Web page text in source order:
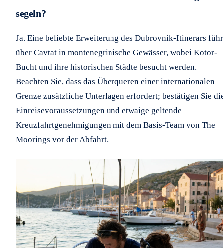
segeln?
Ja. Eine beliebte Erweiterung des Dubrovnik-Itinerars
über Cavtat in montenegrinische Gewässer, wobei Kotor-
Bucht und ihre historischen Städte besucht werden.
Beachten Sie, dass das Überqueren einer internationalen
Grenze zusätzliche Unterlagen erfordert; bestätigen Sie
Einreisevoraussetzungen und etwaige geltende
Kreuzfahrtgenehmigungen mit dem Basis-Team von The
Moorings vor der Abfahrt.